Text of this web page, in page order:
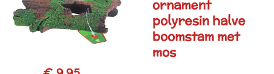
ornament
polyresin halve
boomstam met
mos